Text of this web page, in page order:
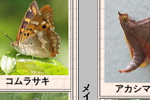
コムラサキ
アカシ